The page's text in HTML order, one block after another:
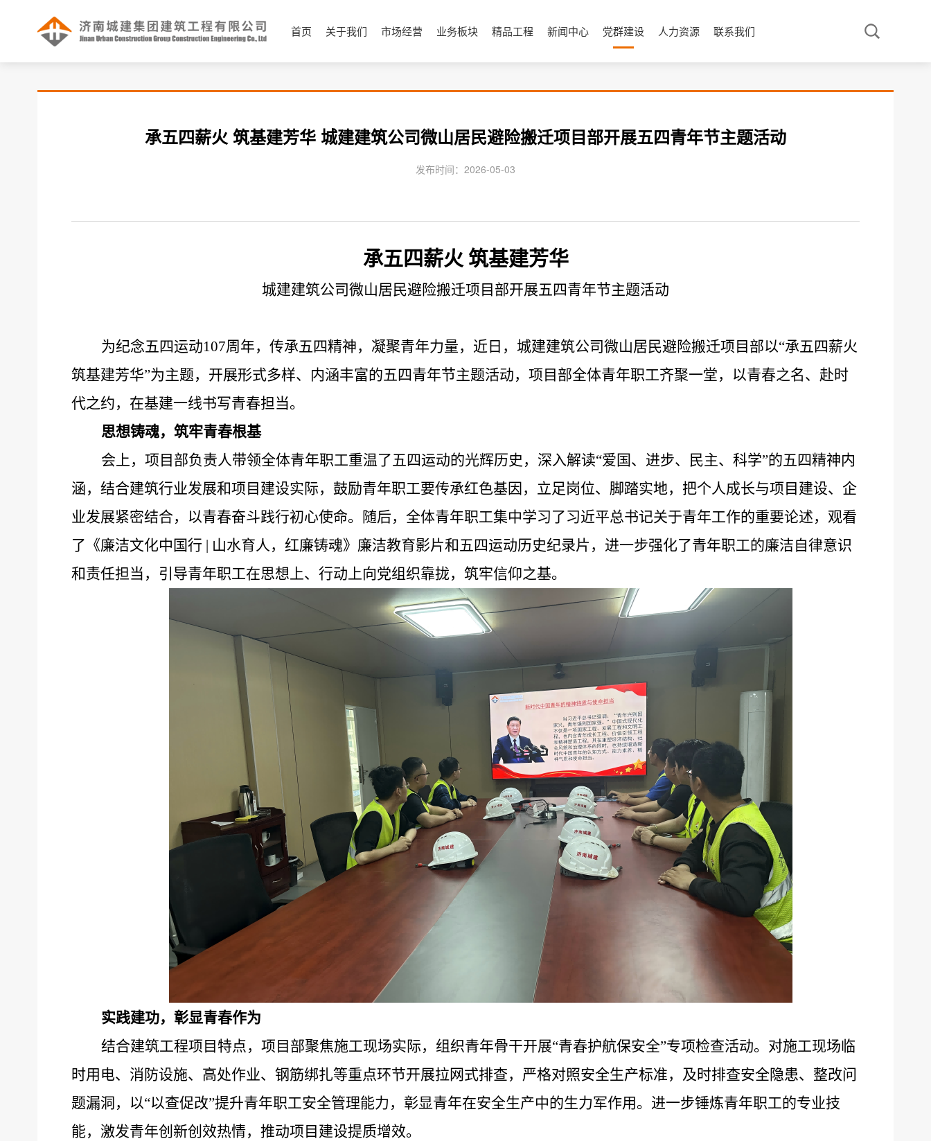
首页 关于我们 市场经营 业务板块 精品工程 新闻中心 党群建设 人力资源 联系我们
承五四薪火 筑基建芳华 城建建筑公司微山居民避险搬迁项目部开展五四青年节主题活动
发布时间：2026-05-03
承五四薪火 筑基建芳华
城建建筑公司微山居民避险搬迁项目部开展五四青年节主题活动
为纪念五四运动107周年，传承五四精神，凝聚青年力量，近日， 城建建筑公司微山居民避险搬迁项目部以“承五四薪火
筑基建芳华”为主题，开展形式多样、内涵丰富的五四青年节主题活动，项目部全体青年职工齐聚一堂，以青春之名、赴时
代之约，在基建一线书写青春担当。
思想铸魂，筑牢青春根基
会上，项目部负责人带领全体青年职工重温了五四运动的光辉历史，深入解读“爱国、进步、民主、科学”的五四精神内
涵，结合建筑行业发展和项目建设实际，鼓励青年职工要传承红色基因，立足岗位、脚踏实地，把个人成长与项目建设、企
业发展紧密结合，以青春奋斗践行初心使命。随后，全体青年职工集中学习了习近平总书记关于青年工作的重要论述，观看
了《廉洁文化中国行 | 山水育人，红廉铸魂》廉洁教育影片和五四运动历史纪录片，进一步强化了青年职工的廉洁自律意识
和责任担当，引导青年职工在思想上、行动上向党组织靠拢，筑牢信仰之基。
实践建功，彰显青春作为
结合建筑工程项目特点，项目部聚焦施工现场实际，组织青年骨干开展“青春护航保安全”专项检查活动。对施工现场临
时用电、消防设施、高处作业、钢筋绑扎等重点环节开展拉网式排查，严格对照安全生产标准，及时排查安全隐患、整改问
题漏洞，以“以查促改”提升青年职工安全管理能力，彰显青年在安全生产中的生力军作用。进一步锤炼青年职工的专业技
能，激发青年创新创效热情，推动项目建设提质增效。